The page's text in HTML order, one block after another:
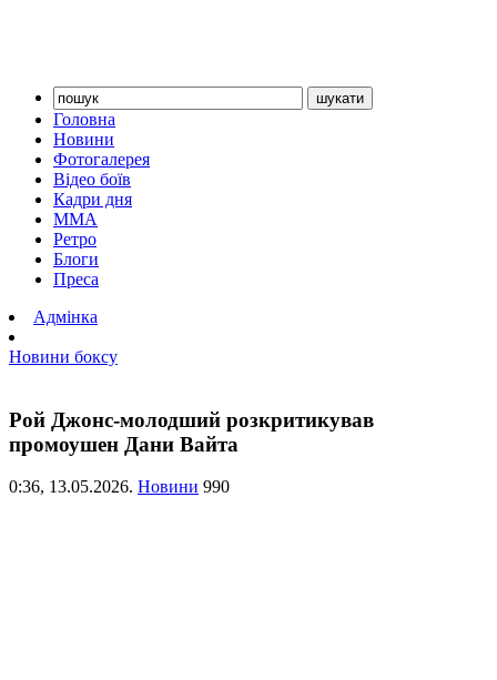
Головна
Новини
Фотогалерея
Відео боїв
Кадри дня
ММА
Ретро
Блоги
Преса
Адмінка
Новини боксу
Рой Джонс-молодший розкритикував
промоушен Дани Вайта
0:36, 13.05.2026. Новини 990